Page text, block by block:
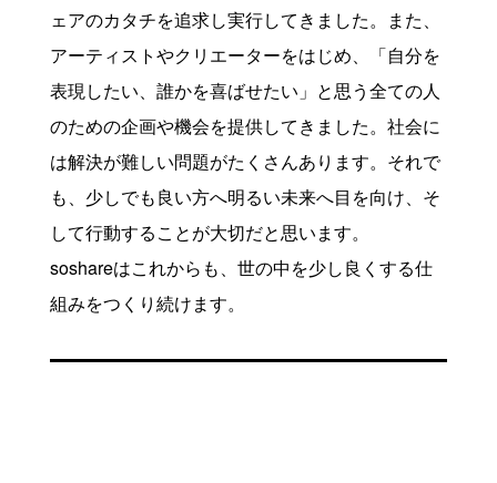
ェアのカタチを追求し実行してきました。また、
アーティストやクリエーターをはじめ、「自分を
表現したい、誰かを喜ばせたい」と思う全ての人
のための企画や機会を提供してきました。社会に
は解決が難しい問題がたくさんあります。それで
も、少しでも良い方へ明るい未来へ目を向け、そ
して行動することが大切だと思います。
soshareはこれからも、世の中を少し良くする仕
組みをつくり続けます。